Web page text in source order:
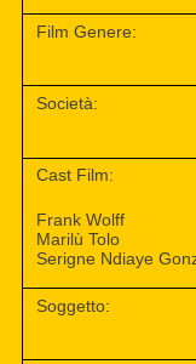
Film Genere:
Società:
Cast Film:
Frank Wolff
Marilù Tolo
Serigne Ndiaye
Soggetto: